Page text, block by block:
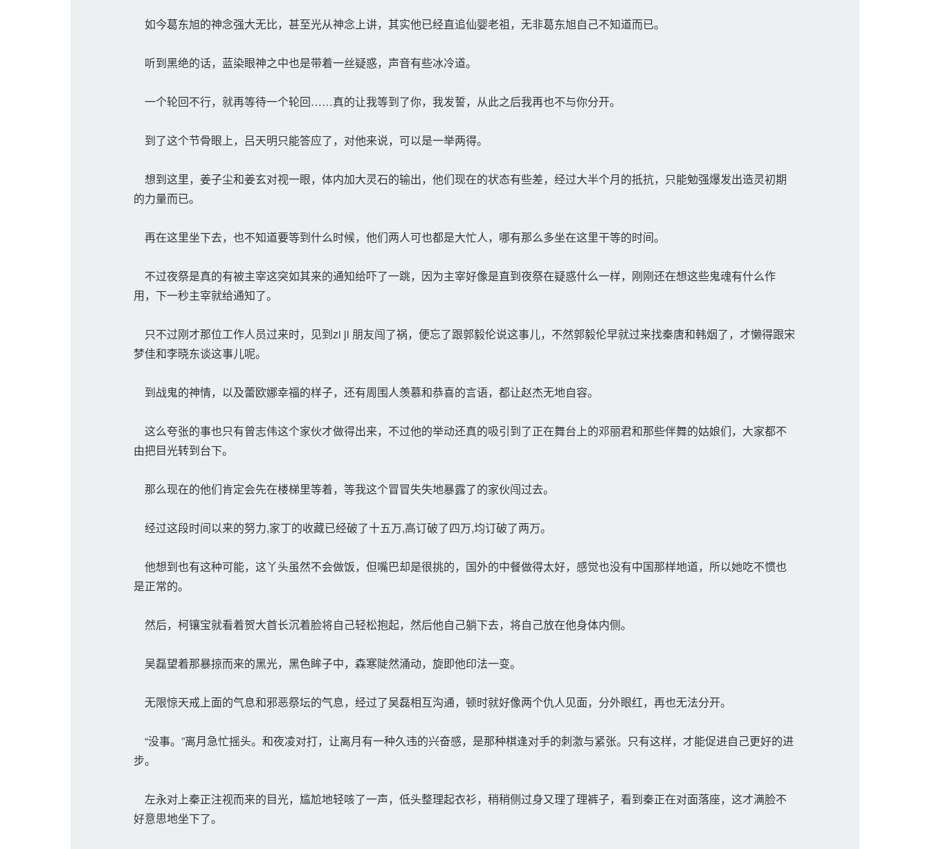
如今葛东旭的神念强大无比，甚至光从神念上讲，其实他已经直追仙婴老祖，无非葛东旭自己不知道而已。
听到黑绝的话，蓝染眼神之中也是带着一丝疑惑，声音有些冰冷道。
一个轮回不行，就再等待一个轮回……真的让我等到了你，我发誓，从此之后我再也不与你分开。
到了这个节骨眼上，吕天明只能答应了，对他来说，可以是一举两得。
想到这里，姜子尘和姜玄对视一眼，体内加大灵石的输出，他们现在的状态有些差，经过大半个月的抵抗，只能勉强爆发出造灵初期
的力量而已。
再在这里坐下去，也不知道要等到什么时候，他们两人可也都是大忙人，哪有那么多坐在这里干等的时间。
不过夜祭是真的有被主宰这突如其来的通知给吓了一跳，因为主宰好像是直到夜祭在疑惑什么一样，刚刚还在想这些鬼魂有什么作
用，下一秒主宰就给通知了。
只不过刚才那位工作人员过来时，见到zi ji 朋友闯了祸，便忘了跟郭毅伦说这事儿，不然郭毅伦早就过来找秦唐和韩烟了，才懒得跟宋
梦佳和李晓东谈这事儿呢。
到战鬼的神情，以及蕾欧娜幸福的样子，还有周围人羡慕和恭喜的言语，都让赵杰无地自容。
这么夸张的事也只有曾志伟这个家伙才做得出来，不过他的举动还真的吸引到了正在舞台上的邓丽君和那些伴舞的姑娘们，大家都不
由把目光转到台下。
那么现在的他们肯定会先在楼梯里等着，等我这个冒冒失失地暴露了的家伙闯过去。
经过这段时间以来的努力,家丁的收藏已经破了十五万,高订破了四万,均订破了两万。
他想到也有这种可能，这丫头虽然不会做饭，但嘴巴却是很挑的，国外的中餐做得太好，感觉也没有中国那样地道，所以她吃不惯也
是正常的。
然后，柯镶宝就看着贺大首长沉着脸将自己轻松抱起，然后他自己躺下去，将自己放在他身体内侧。
吴磊望着那暴掠而来的黑光，黑色眸子中，森寒陡然涌动，旋即他印法一变。
无限惊天戒上面的气息和邪恶祭坛的气息，经过了吴磊相互沟通，顿时就好像两个仇人见面，分外眼红，再也无法分开。
“没事。”离月急忙摇头。和夜凌对打，让离月有一种久违的兴奋感，是那种棋逢对手的刺激与紧张。只有这样，才能促进自己更好的进
步。
左永对上秦正注视而来的目光，尴尬地轻咳了一声，低头整理起衣衫，稍稍侧过身又理了理裤子，看到秦正在对面落座，这才满脸不
好意思地坐下了。